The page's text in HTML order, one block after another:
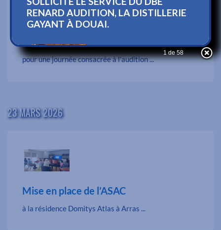
L’EHPAD de Steenwerck a fait appel au
pour une journée consacrée à l’audition ...
23 MARS 2026
Mise en place de l’ASAC
à la résidence Domitys Atlas à Arras ...
1 de 58